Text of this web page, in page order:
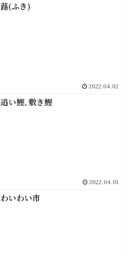
蕗(ふき)
2022.04.02
追い鰹､敷き鰹
2022.04.01
わいわい市